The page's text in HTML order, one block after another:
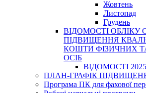
Жовтень
Листопад
Грудень
ВІДОМОСТІ ОБЛІКУ
ПІДВИЩЕННЯ
КОШТИ ФІЗИЧНИХ
ОСІБ
ВІДОМОСТІ 2025
ПЛАН-ГРАФІК
Програма ПК для фахової